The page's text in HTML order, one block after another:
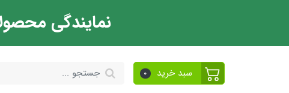
نمایندگی
سبد خرید 0